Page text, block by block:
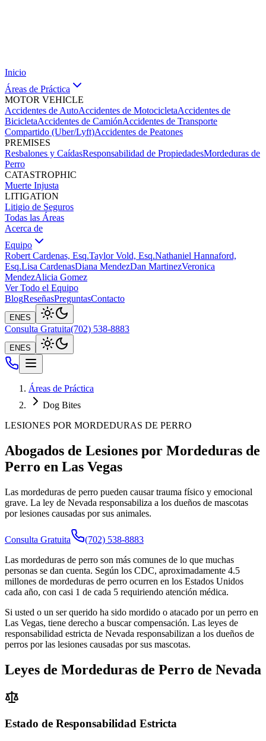
Inicio
Áreas de Práctica
MOTOR VEHICLE
Accidentes de AutoAccidentes de MotocicletaAccidentes de
BicicletaAccidentes de CamiónAccidentes de Transporte
Compartido (Uber/Lyft)Accidentes de Peatones
PREMISES
Resbalones y CaídasResponsabilidad de PropiedadesMordeduras de
Perro
CATASTROPHIC
Muerte Injusta
LITIGATION
Litigio de Seguros
Todas las Áreas
Acerca de
Equipo
Robert Cardenas, Esq.Taylor Vold, Esq.Nathaniel Hannaford,
Esq.Lisa CardenasDiana MendezDan MartinezVeronica
MendezAlicia Gomez
Ver Todo el Equipo
BlogReseñasPreguntasContacto
EN ES
Consulta Gratuita(702) 538-8883
EN ES
Áreas de Práctica
Dog Bites
LESIONES POR MORDEDURAS DE PERRO
Abogados de Lesiones por Mordeduras de
Perro en Las Vegas
Las mordeduras de perro pueden causar trauma físico y emocional
grave. La ley de Nevada responsabiliza a los dueños de mascotas
por lesiones causadas por sus animales.
Consulta Gratuita
(702) 538-8883
Las mordeduras de perro son más comunes de lo que muchas
personas se dan cuenta. Según los CDC, aproximadamente 4.5
millones de mordeduras de perro ocurren en los Estados Unidos
cada año, con casi 1 de cada 5 requiriendo atención médica.
Si usted o un ser querido ha sido mordido o atacado por un perro en
Las Vegas, tiene derecho a buscar compensación. Las leyes de
responsabilidad estricta de Nevada responsabilizan a los dueños de
perros por las lesiones causadas por sus mascotas.
Leyes de Mordeduras de Perro de Nevada
Estado de Responsabilidad Estricta